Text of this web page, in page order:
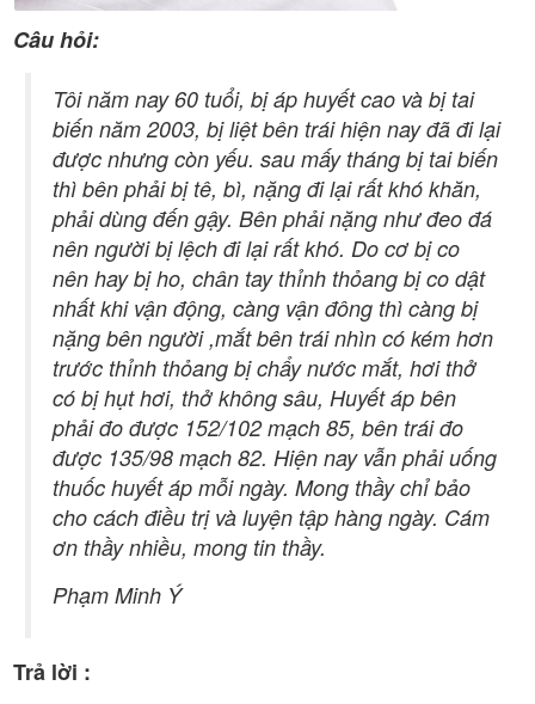
Câu hỏi:
Tôi năm nay 60 tuổi, bị áp huyết cao và bị tai
biến năm 2003, bị liệt bên trái hiện nay đã đi lại
được nhưng còn yếu. sau mấy tháng bị tai biến
thì bên phải bị tê, bì, nặng đi lại rất khó khăn,
phải dùng đến gậy. Bên phải nặng như đeo đá
nên người bị lệch đi lại rất khó. Do cơ bị co
nên hay bị ho, chân tay thỉnh thỏang bị co dật
nhất khi vận động, càng vận đông thì càng bị
nặng bên người ,mắt bên trái nhìn có kém hơn
trước thỉnh thỏang bị chẩy nước mắt, hơi thở
có bị hụt hơi, thở không sâu, Huyết áp bên
phải đo được 152/102 mạch 85, bên trái đo
được 135/98 mạch 82. Hiện nay vẫn phải uống
thuốc huyết áp mỗi ngày. Mong thầy chỉ bảo
cho cách điều trị và luyện tập hàng ngày. Cám
ơn thầy nhiều, mong tin thầy.
Phạm Minh Ý
Trả lời :